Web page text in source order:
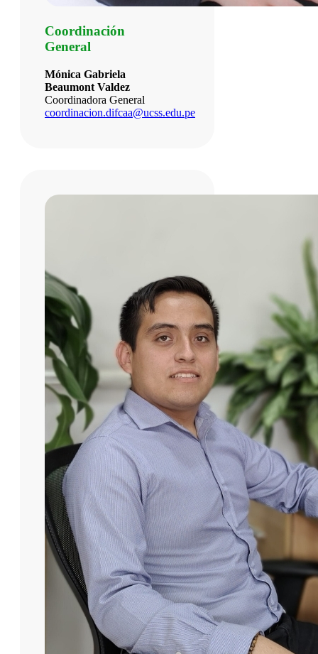
Coordinación
General
Mónica Gabriela
Beaumont Valdez
Coordinadora General
coordinacion.difcaa@ucss.edu.pe